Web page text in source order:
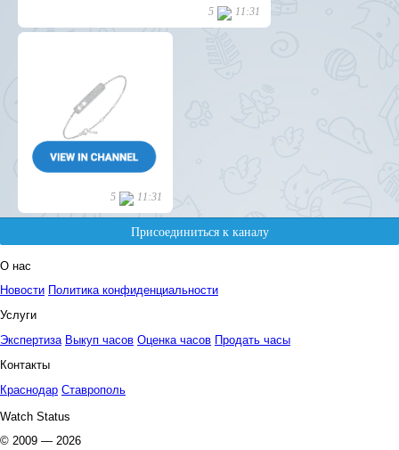
О нас
Новости Политика конфиденциальности
Услуги
Экспертиза Выкуп часов Оценка часов Продать часы
Контакты
Краснодар Ставрополь
Watch Status
© 2009 — 2026